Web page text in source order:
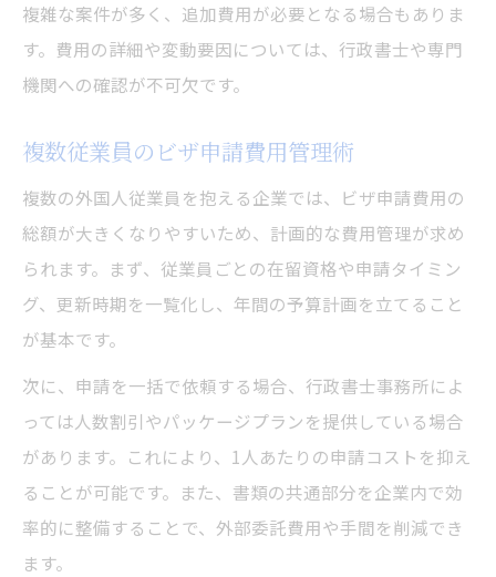
複雑な案件が多く、追加費用が必要となる場合もありま
す。費用の詳細や変動要因については、行政書士や専門
機関への確認が不可欠です。
複数従業員のビザ申請費用管理術
複数の外国人従業員を抱える企業では、ビザ申請費用の
総額が大きくなりやすいため、計画的な費用管理が求め
られます。まず、従業員ごとの在留資格や申請タイミン
グ、更新時期を一覧化し、年間の予算計画を立てること
が基本です。
次に、申請を一括で依頼する場合、行政書士事務所によ
っては人数割引やパッケージプランを提供している場合
があります。これにより、1人あたりの申請コストを抑え
ることが可能です。また、書類の共通部分を企業内で効
率的に整備することで、外部委託費用や手間を削減でき
ます。